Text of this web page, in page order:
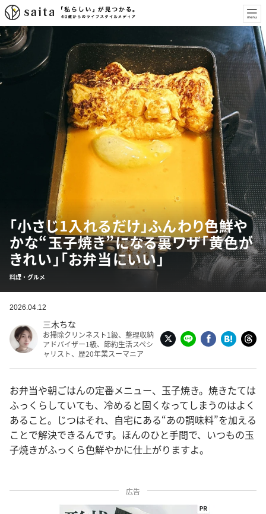
「小さじ1入れるだけ」ふんわり色鮮や
かな“玉子焼き”になる裏ワザ「黄色が
きれい」「お弁当にいい」
料理・グルメ
2026.04.12
三木ちな
お掃除クリンネスト1級、整理収納
アドバイザー1級、節約生活スペシ
ャリスト、歴20年業スーマニア
お弁当や朝ごはんの定番メニュー、玉子焼き。焼きたては
ふっくらしていても、冷めると固くなってしまうのはよく
あること。じつはそれ、自宅にある“あの調味料”を加える
ことで解決できるんです。ほんのひと手間で、いつもの玉
子焼きがふっくら色鮮やかに仕上がりますよ。
広告